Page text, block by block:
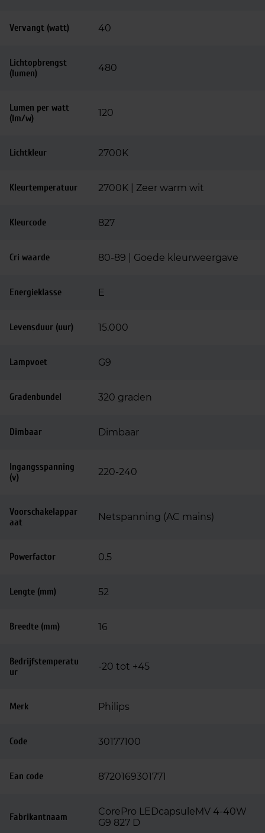
Vervangt (watt) 40
Lichtopbrengst
(lumen)
480
Lumen per watt
(lm/w)
120
Lichtkleur 2700K
Kleurtemperatuur 2700K | Zeer warm wit
Kleurcode 827
Cri waarde 80-89 | Goede kleurweergave
Energieklasse E
Levensduur (uur) 15.000
Lampvoet G9
Gradenbundel 320 graden
Dimbaar Dimbaar
Ingangsspanning
(v)
220-240
Voorschakelappar
aat
Netspanning (AC mains)
Powerfactor 0.5
Lengte (mm) 52
Breedte (mm) 16
Bedrijfstemperatu
ur
-20 tot +45
Merk Philips
Code 30177100
Ean code 8720169301771
Fabrikantnaam
CorePro LEDcapsuleMV 4-40W
G9 827 D